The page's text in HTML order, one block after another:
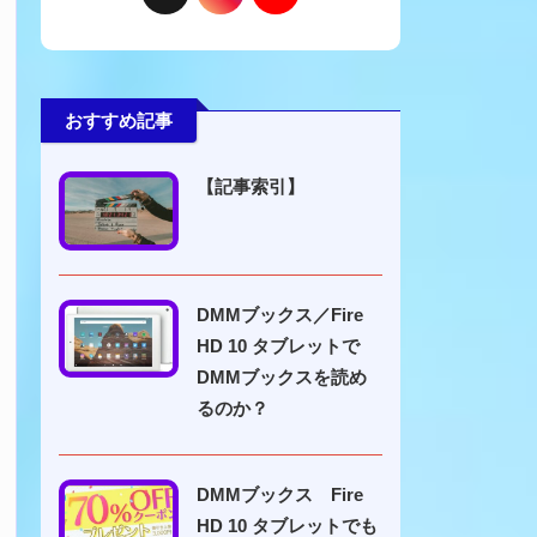
おすすめ記事
【記事索引】
DMMブックス／Fire
HD 10 タブレットで
DMMブックスを読め
るのか？
DMMブックス Fire
HD 10 タブレットでも